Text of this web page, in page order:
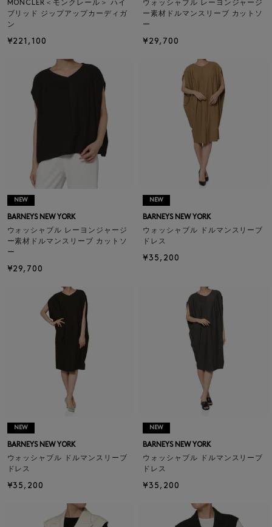
MONCLER＜モンクレール＞ ハイ
ブリッド ジップアップカーディガ
ン
¥221,100
ウォッシャブル レーヨンジャージ
ー素材ドルマンスリーブ カットソ
ー
¥29,700
NEW
BARNEYS NEW YORK
ウォッシャブル レーヨンジャージ
ー素材ドルマンスリーブ カットソ
ー
¥29,700
NEW
BARNEYS NEW YORK
ウォッシャブル ドルマンスリーブ
ドレス
¥35,200
NEW
BARNEYS NEW YORK
ウォッシャブル ドルマンスリーブ
ドレス
¥35,200
NEW
BARNEYS NEW YORK
ウォッシャブル ドルマンスリーブ
ドレス
¥35,200